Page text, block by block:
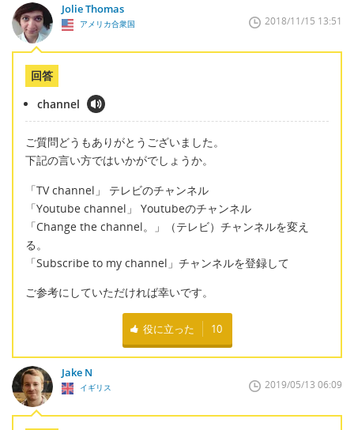
Jolie Thomas
アメリカ合衆国 2018/11/15 13:51
回答
channel
ご質問どうもありがとうございました。
下記の言い方ではいかがでしょうか。
「TV channel」 テレビのチャンネル
「Youtube channel」 Youtubeのチャンネル
「Change the channel。」（テレビ）チャンネルを変え
る。
「Subscribe to my channel」チャンネルを登録して
ご参考にしていただければ幸いです。
役に立った 10
Jake N
イギリス 2019/05/13 06:09